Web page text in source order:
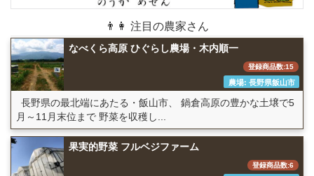
👨👩 注目の農家さん
なべくら高原 ひぐらし農場・木内順一
登録商品数:15
農場: 長野県飯山市
長野県の最北端にあたる・飯山市、 鍋倉高原の豊かな土壌で5
月～11月末位まで 野菜を収穫し...
果実的野菜 フルベジファーム
登録商品数:6